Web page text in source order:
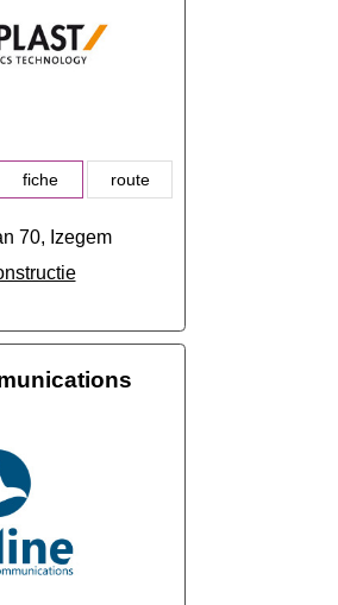
fiche route
70, Izegem